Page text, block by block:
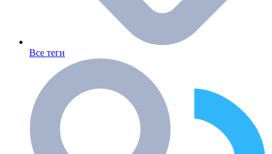
Все теги